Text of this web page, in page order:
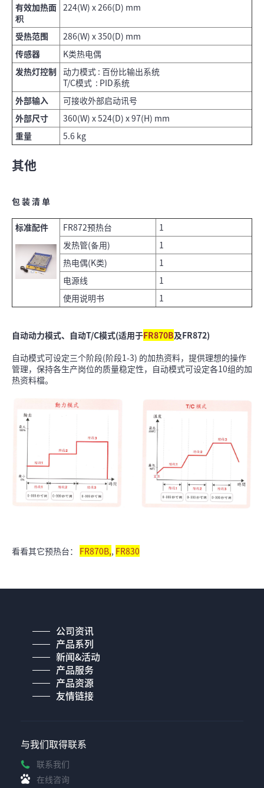
有效加热面
积
224(W) x 266(D) mm
受热范围
286(W) x 350(D) mm
传感器
K类热电偶
发热灯控制 动力模式 : 百份比输出系统
T/C模式 : PID系统
外部输入
可接收外部启动讯号
外部尺寸
360(W) x 524(D) x 97(H) mm
重量
5.6 kg
其他
包 装 清 单
标准配件 FR872预热台
1
发热管(备用)
1
热电偶(K类)
1
电源线
1
使用说明书
1
自动动力模式、自动T/C模式(适用于FR870B及FR872)
自动模式可设定三个阶段(阶段1-3) 的加热资料，提供理想的操作
管理，保持各生产岗位的质量稳定性，自动模式可设定各10组的加
热资料檔。
看看其它预热台： FR870B,, FR830
公司资讯
产品系列
新闻&活动
产品服务
产品资源
友情链接
与我们取得联系
联系我们
在线咨询